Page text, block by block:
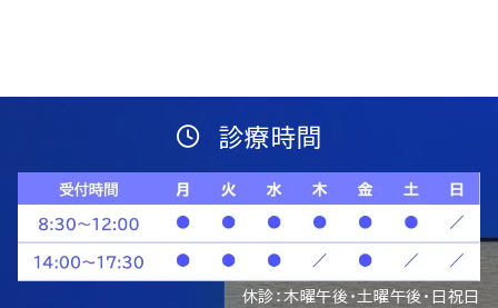
診療時間
休診：木曜午後・土曜午後・日祝日